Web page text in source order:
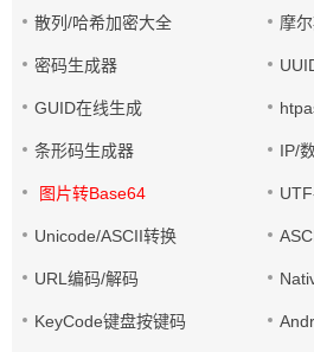
散列/哈希加密大全 摩
密码生成器
GUID在线生成
条形码生成器 IP/
图片转Base64
Unicode/ASCII转换
URL编码/解码
KeyCode键盘按键码